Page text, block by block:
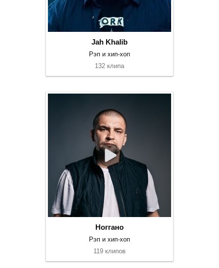
Jah Khalib
Рэп и хип-хоп
132 клипа
Ноггано
Рэп и хип-хоп
119 клипов